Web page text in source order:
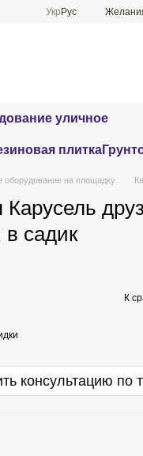
Укр Рус
уличное
плитка
оборудование на площадку
садик
К
консультацию по